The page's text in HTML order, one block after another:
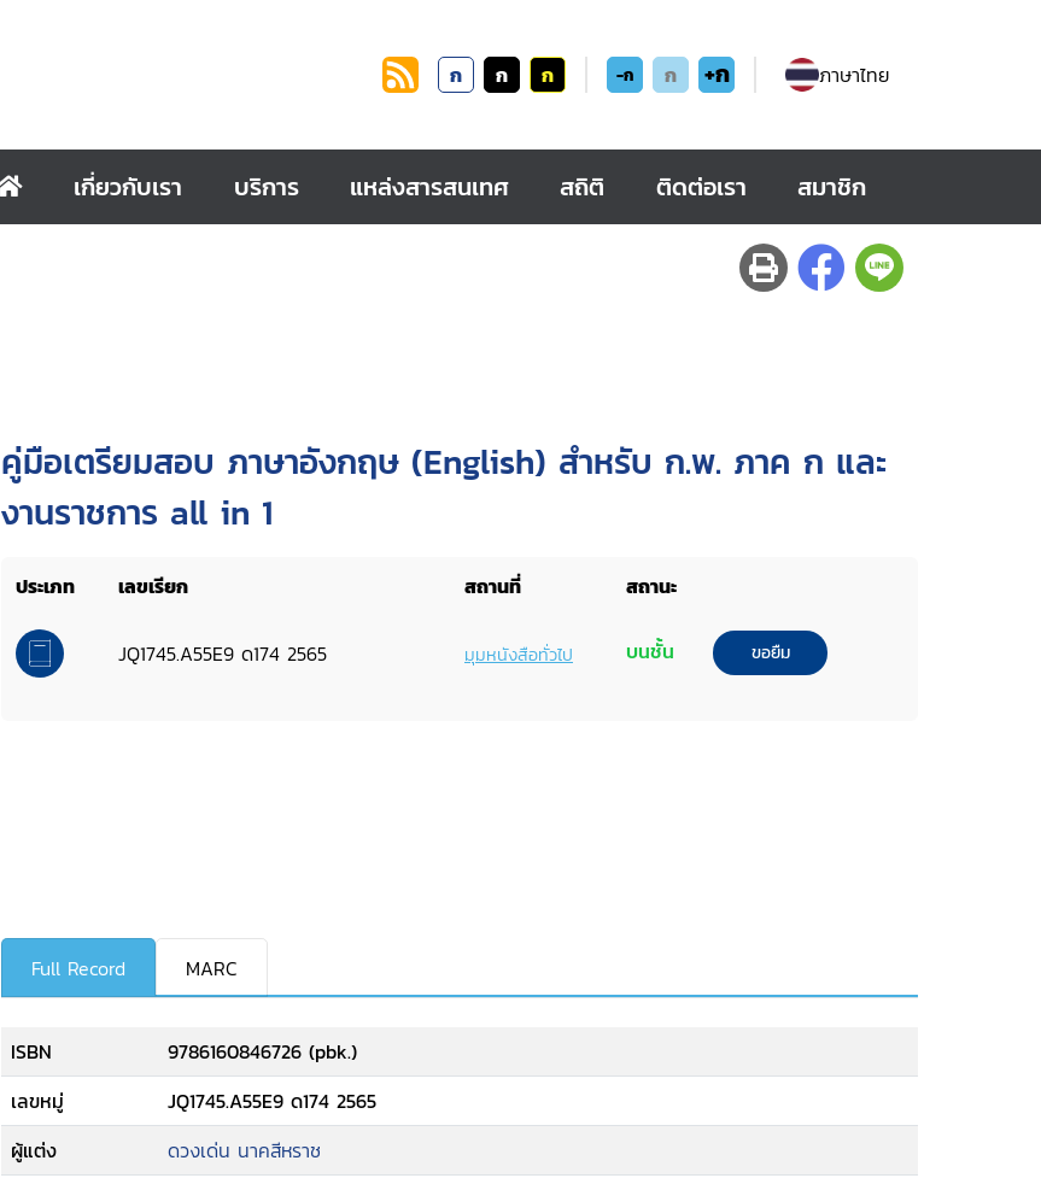
ก ก ก -ก ก +ก ภาษาไทย
เกี่ยวกับเรา บริการ แหล่งสารสนเทศ สถิติ ติดต่อเรา สมาชิก
คู่มือเตรียมสอบ ภาษาอังกฤษ (English) สำหรับ ก.พ. ภาค ก และ
งานราชการ all in 1
ประเภท เลขเรียก สถานที่ สถานะ
JQ1745.A55E9 ด174 2565 มุมหนังสือทั่วไป บนชั้น ขอยืม
Full Record MARC
ISBN
9786160846726 (pbk.)
เลขหมู่
JQ1745.A55E9 ด174 2565
ผู้แต่ง
ดวงเด่น นาคสีหราช